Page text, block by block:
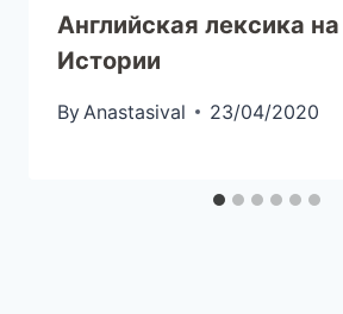
Английская лексика
Истории
By Anastasival 23/04/2020